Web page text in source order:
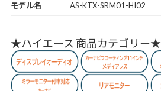
モデル名 AS-KTX-SRM01-HI02
★ハイエース 商品カテゴリー★